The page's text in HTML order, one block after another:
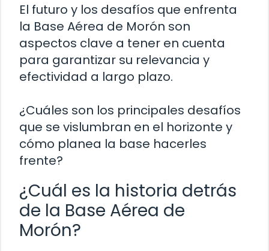
El futuro y los desafíos que enfrenta
la Base Aérea de Morón son
aspectos clave a tener en cuenta
para garantizar su relevancia y
efectividad a largo plazo.
¿Cuáles son los principales desafíos
que se vislumbran en el horizonte y
cómo planea la base hacerles
frente?
¿Cuál es la historia detrás
de la Base Aérea de
Morón?